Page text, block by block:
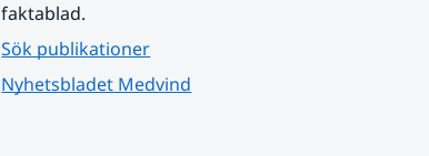
faktablad.
Sök publikationer
Nyhetsbladet Medvind